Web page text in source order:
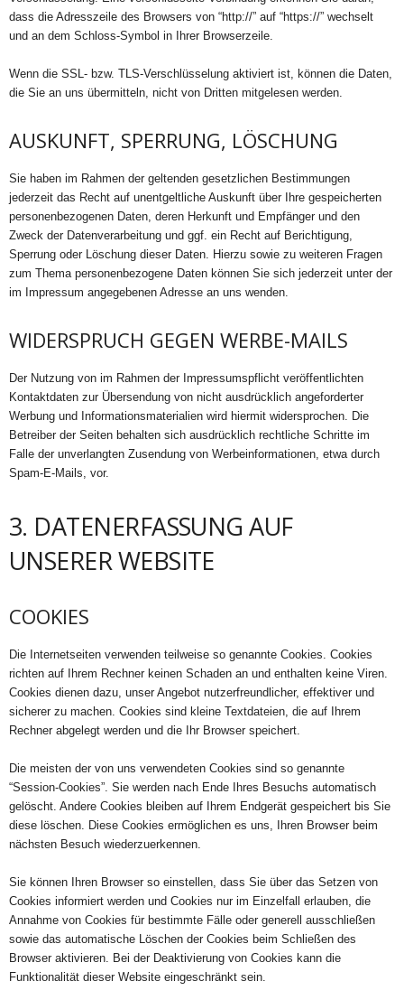
dass die Adresszeile des Browsers von “http://” auf “https://” wechselt
und an dem Schloss-Symbol in Ihrer Browserzeile.
Wenn die SSL- bzw. TLS-Verschlüsselung aktiviert ist, können die Daten,
die Sie an uns übermitteln, nicht von Dritten mitgelesen werden.
AUSKUNFT, SPERRUNG, LÖSCHUNG
Sie haben im Rahmen der geltenden gesetzlichen Bestimmungen
jederzeit das Recht auf unentgeltliche Auskunft über Ihre gespeicherten
personenbezogenen Daten, deren Herkunft und Empfänger und den
Zweck der Datenverarbeitung und ggf. ein Recht auf Berichtigung,
Sperrung oder Löschung dieser Daten. Hierzu sowie zu weiteren Fragen
zum Thema personenbezogene Daten können Sie sich jederzeit unter der
im Impressum angegebenen Adresse an uns wenden.
WIDERSPRUCH GEGEN WERBE-MAILS
Der Nutzung von im Rahmen der Impressumspflicht veröffentlichten
Kontaktdaten zur Übersendung von nicht ausdrücklich angeforderter
Werbung und Informationsmaterialien wird hiermit widersprochen. Die
Betreiber der Seiten behalten sich ausdrücklich rechtliche Schritte im
Falle der unverlangten Zusendung von Werbeinformationen, etwa durch
Spam-E-Mails, vor.
3. DATENERFASSUNG AUF
UNSERER WEBSITE
COOKIES
Die Internetseiten verwenden teilweise so genannte Cookies. Cookies
richten auf Ihrem Rechner keinen Schaden an und enthalten keine Viren.
Cookies dienen dazu, unser Angebot nutzerfreundlicher, effektiver und
sicherer zu machen. Cookies sind kleine Textdateien, die auf Ihrem
Rechner abgelegt werden und die Ihr Browser speichert.
Die meisten der von uns verwendeten Cookies sind so genannte
“Session-Cookies”. Sie werden nach Ende Ihres Besuchs automatisch
gelöscht. Andere Cookies bleiben auf Ihrem Endgerät gespeichert bis Sie
diese löschen. Diese Cookies ermöglichen es uns, Ihren Browser beim
nächsten Besuch wiederzuerkennen.
Sie können Ihren Browser so einstellen, dass Sie über das Setzen von
Cookies informiert werden und Cookies nur im Einzelfall erlauben, die
Annahme von Cookies für bestimmte Fälle oder generell ausschließen
sowie das automatische Löschen der Cookies beim Schließen des
Browser aktivieren. Bei der Deaktivierung von Cookies kann die
Funktionalität dieser Website eingeschränkt sein.